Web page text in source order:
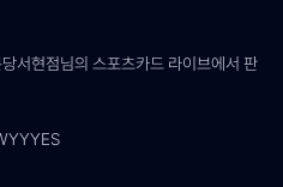
서현점님의 스포츠카드 라이브에서 판